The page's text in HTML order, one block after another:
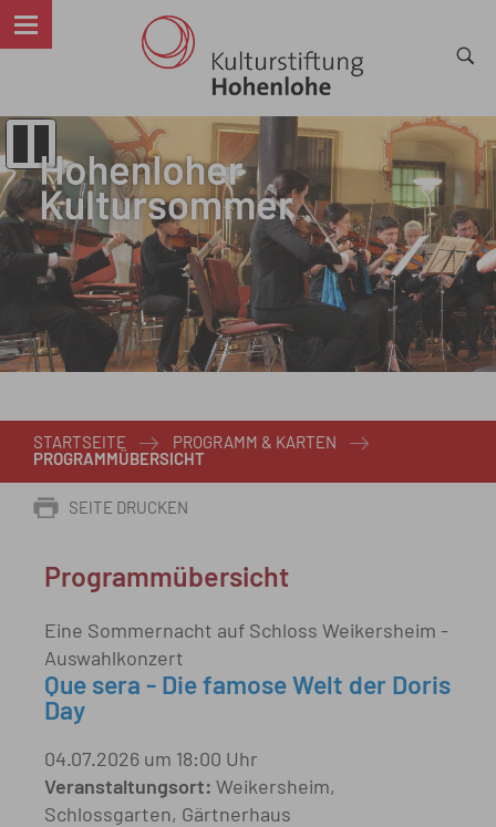
STARTSEITE
PROGRAMM & KARTEN
PROGRAMMÜBERSICHT
SEITE DRUCKEN
Programmübersicht
Eine Sommernacht auf Schloss Weikersheim -
Auswahlkonzert
Que sera - Die famose Welt der Doris
Day
04.07.2026 um 18:00 Uhr
Veranstaltungsort: Weikersheim,
Schlossgarten, Gärtnerhaus